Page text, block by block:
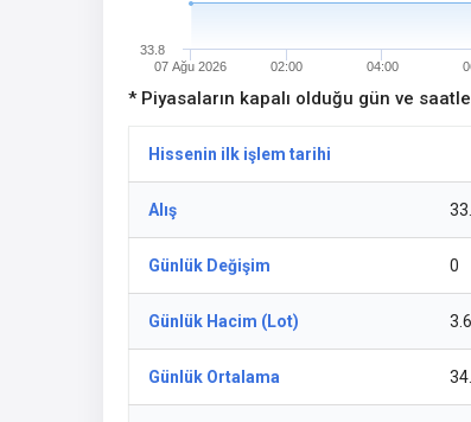
07 Ağu 2026 02:00 04:00
33.8
* Piyasaların kapalı olduğu gün ve
Hissenin ilk işlem tarihi
Alış
Günlük Değişim 0
Günlük Hacim (Lot)
Günlük Ortalama